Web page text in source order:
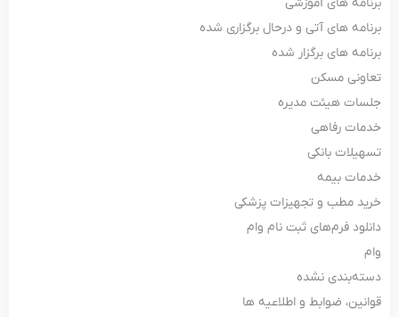
برنامه های آتی و درحال برگزاری شده
برنامه های برگزار شده
تعاونی مسکن
جلسات هیئت مدیره
خدمات رفاهی
تسهیلات بانکی
خدمات بیمه
خرید مطب و تجهیزات پزشکی
دانلود فرم‌های ثبت‌ نام وام
وام
دسته‌بندی نشده
قوانین، ضوابط و اطلاعیه ها